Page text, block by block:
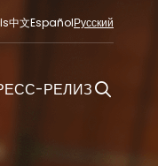
中文EspañolРусский
РЕЛИЗ